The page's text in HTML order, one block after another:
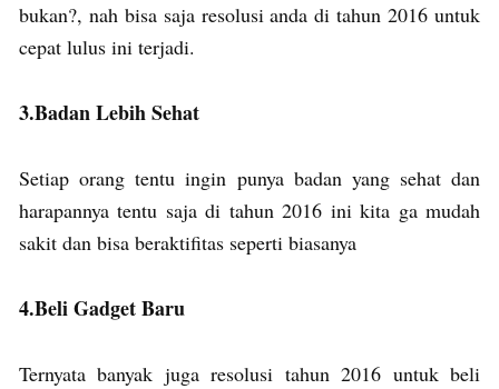
bukan?, nah bisa saja resolusi anda di tahun 2016 untuk
cepat lulus ini terjadi.
3.Badan Lebih Sehat
Setiap orang tentu ingin punya badan yang sehat dan
harapannya tentu saja di tahun 2016 ini kita ga mudah
sakit dan bisa beraktifitas seperti biasanya
4.Beli Gadget Baru
Ternyata banyak juga resolusi tahun 2016 untuk beli